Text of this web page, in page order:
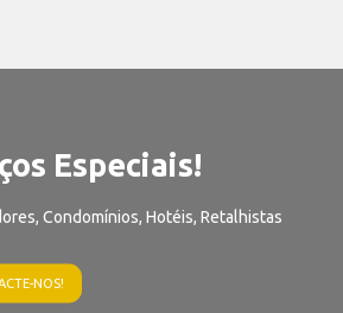
Especiais!
Condomínios, Hotéis, Retalhistas
NOS!